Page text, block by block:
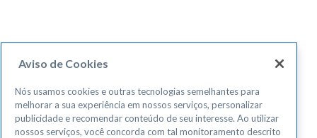
Aviso de Cookies
Nós usamos cookies e outras tecnologias semelhantes para
melhorar a sua experiência em nossos serviços, personalizar
publicidade e recomendar conteúdo de seu interesse. Ao utilizar
nossos serviços, você concorda com tal monitoramento descrito